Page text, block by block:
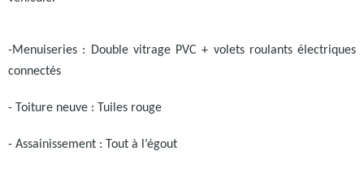
-Menuiseries : Double vitrage PVC + volets roulants électriques
connectés
- Toiture neuve : Tuiles rouge
- Assainissement : Tout à l’égout